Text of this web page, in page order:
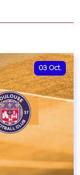
03 Oct.